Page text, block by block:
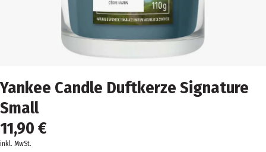
Yankee Candle Duftkerze Signature
Small
11,90 €
inkl. MwSt.